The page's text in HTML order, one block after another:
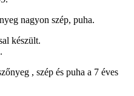
nagyon szép, puha.
készült.
, szép és puha a 7 éves